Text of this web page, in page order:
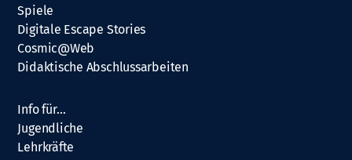
Spiele
Digitale Escape Stories
Cosmic@Web
Didaktische Abschlussarbeiten
Info für…
Jugendliche
Lehrkräfte